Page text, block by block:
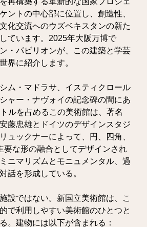
ントの中心部に位置し、創造性、
化交流へのウズベキスタンの新た
ています。2025年大阪万博で
・パビリオンが、この建築と学芸
界に紹介します。
ム・マドラサ、イスティクロール
ャー・ナヴォイの記念碑の間にあ
ルを占めるこの美術館は、著名
藤忠雄とドイツのデザインスタジ
ュックナーによって、円、四角、
要な形の融合としてデザインされ
ニマリズムとモニュメンタル、過
話を形成している。
設ではない。新国立美術館は、こ
で利用しやすい美術館のひとつと
。建物には以下が含まれる：